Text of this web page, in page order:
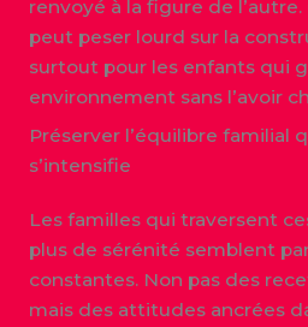
renvoyé à la figure de
peut peser lourd sur la
surtout pour les enfants qui
environnement sans l’avoir
Préserver l’équilibre familial
s’intensifie
Les familles qui traversent
plus de sérénité semblent
constantes. Non pas des
mais des attitudes ancrées